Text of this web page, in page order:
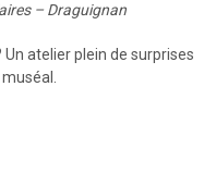
– Draguignan
atelier plein de surprises